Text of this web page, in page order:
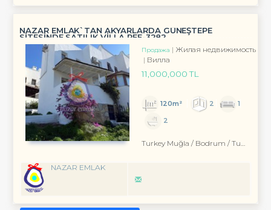
NAZAR EMLAK`TAN AKYARLARDA GÜNEŞTEPE
SİTESİNDE SATILIK VİLLA REF-3282
Продажа
Жилая недвижимость
Вилла
11,000,000 TL
120m² 2
1
2
Turkey Muğla / Bodrum / Turgutreis
NAZAR EMLAK